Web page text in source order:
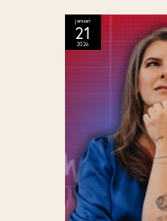
januari
21
2026